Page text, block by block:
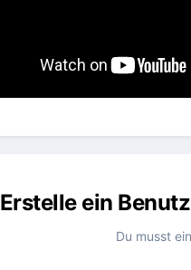
Erstelle ein
Du musst